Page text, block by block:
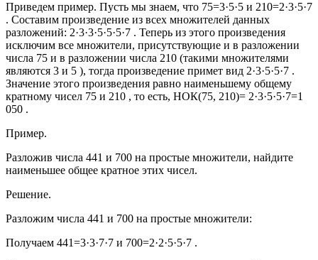
Приведем пример. Пусть мы знаем, что 75=3·5·5 и 210=2·3·5·7
. Составим произведение из всех множителей данных
разложений: 2·3·3·5·5·5·7 . Теперь из этого произведения
исключим все множители, присутствующие и в разложении
числа 75 и в разложении числа 210 (такими множителями
являются 3 и 5 ), тогда произведение примет вид 2·3·5·5·7 .
Значение этого произведения равно наименьшему общему
кратному чисел 75 и 210 , то есть, НОК(75, 210)= 2·3·5·5·7=1
050 .
Пример.
Разложив числа 441 и 700 на простые множители, найдите
наименьшее общее кратное этих чисел.
Решение.
Разложим числа 441 и 700 на простые множители:
Получаем 441=3·3·7·7 и 700=2·2·5·5·7 .